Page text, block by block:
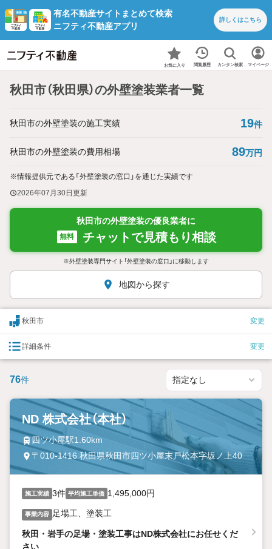
有名不動産サイトまとめて検索
ニフティ不動産アプリ
詳しくはこちら
お気に入り 閲覧履歴 カンタン検索 マイページ
秋田市（秋田県）の外壁塗装業者一覧
秋田市の外壁塗装の施工実績 19件
秋田市の外壁塗装の費用相場 89万円
※情報提供元である「外壁塗装の窓口」を通じた実績です
2026年07月30日更新
秋田市の外壁塗装の優良業者に
無料 チャットで見積もり相談
※外壁塗装専門サイト「外壁塗装の窓口」に移動します
地図から探す
秋田市 変更
詳細条件 変更
76件
ND 株式会社（本社）
四ツ小屋駅1.60km
〒010-1416 秋田県秋田市四ツ小屋末戸松本字坂ノ上40
施工実績 3件 平均施工単価 1,495,000円
事業内容 足場工、塗装工
秋田・岩手の足場・塗装工事はND株式会社にお任せくだ
さい